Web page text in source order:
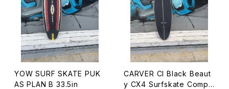
YOW SURF SKATE PUK
AS PLAN B 33.5in
CARVER CI Black Beaut
y CX4 Surfskate Compl